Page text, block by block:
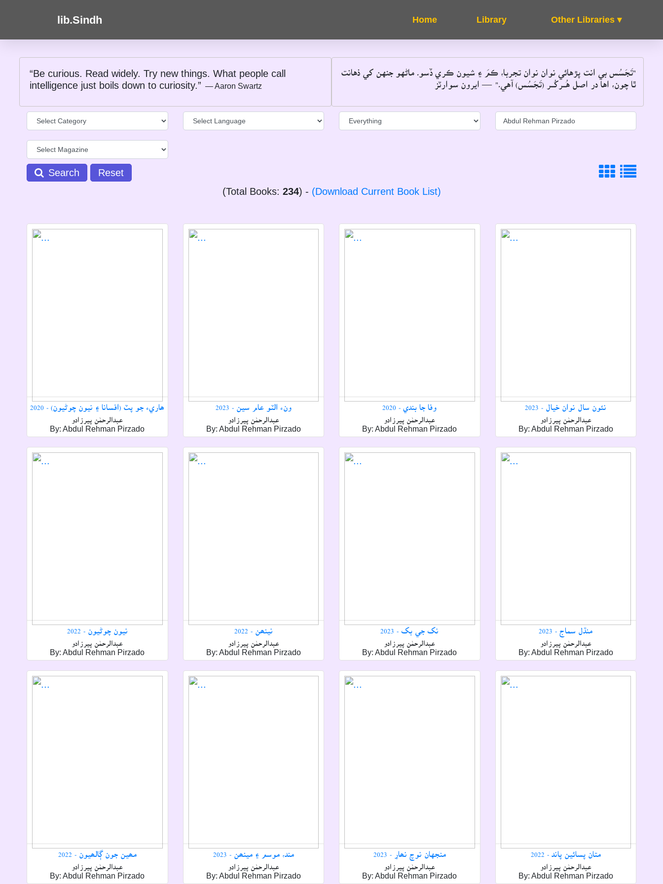
About FAQ's
lib.Sindh Other Libraries ▾
“Be curious. Read widely. Try new things. What people call
intelligence just boils down to curiosity.” ― Aaron Swartz
"تَجَسُس بي انت پڙهائي نوان نوان تجربا، ڪمَ ۽ شيون ڪري ڏسو۔ ماڻهو جنهن کي ذهانت
ٿا چون، اها در اصل هُــرکُــر (تَجَسُس) آهي۔" ― ايرون سوارٽز
Search
Reset
(Total Books: 234) - (Download Current Book List)
ھاريء جو پٽ (افسانا ۽ نيون چوڻيون) - 2020
عبدالرحمٰن پيرزادو
By: Abdul Rehman Pirzado
ونء الٽو عام سين - 2023
عبدالرحمٰن پيرزادو
By: Abdul Rehman Pirzado
وفا جا بندي - 2020
عبدالرحمٰن پيرزادو
By: Abdul Rehman Pirzado
نئون سال نوان خيال - 2023
عبدالرحمٰن پيرزادو
By: Abdul Rehman Pirzado
نيون چوڻيون - 2022
عبدالرحمٰن پيرزادو
By: Abdul Rehman Pirzado
عبدالرحمٰن پيرزادو
By: Abdul Rehman Pirzado
نک جي بک - 2023
عبدالرحمٰن پيرزادو
By: Abdul Rehman Pirzado
منڌل سماج - 2023
عبدالرحمٰن پيرزادو
By: Abdul Rehman Pirzado
مھين جون ڳالھيون - 2022
عبدالرحمٰن پيرزادو
By: Abdul Rehman Pirzado
عبدالرحمٰن پيرزادو
By: Abdul Rehman Pirzado
منجهان نوچ نھارِ - 2023
عبدالرحمٰن پيرزادو
By: Abdul Rehman Pirzado
متان پسائين پاند - 2022
عبدالرحمٰن پيرزادو
By: Abdul Rehman Pirzado